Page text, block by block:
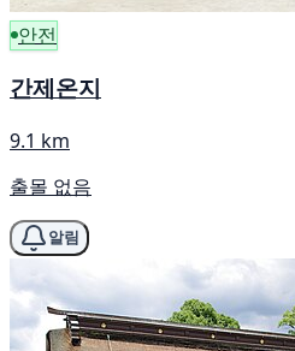
안전
간제온지
9.1 km
출몰 없음
알림